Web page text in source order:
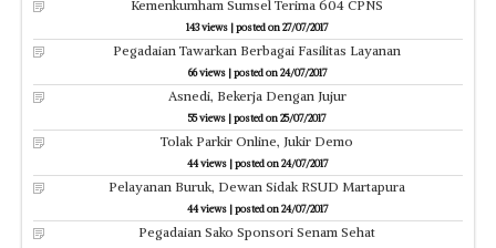
Kemenkumham Sumsel Terima 604 CPNS
143 views |posted on 27/07/2017
Pegadaian Tawarkan Berbagai Fasilitas Layanan
66 views|posted on 24/07/2017
Asnedi, Bekerja Dengan Jujur
55 views |posted on 25/07/2017
Tolak Parkir Online, Jukir Demo
44 views|posted on 24/07/2017
Pelayanan Buruk, Dewan Sidak RSUD Martapura
44 views|posted on 24/07/2017
Pegadaian Sako Sponsori Senam Sehat